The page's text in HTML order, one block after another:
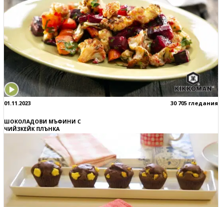
01.11.2023 30 705 гледания
ШОКОЛАДОВИ МЪФИНИ С
ЧИЙЗКЕЙК ПЛЪНКА